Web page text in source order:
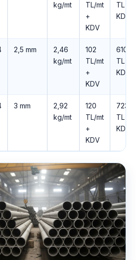
kg/mt
TL/mt
+
KDV
TL +
KDV
2,5 mm
2,46
kg/mt
102
TL/mt
+
KDV
610
TL +
KDV
3 mm
2,92
kg/mt
120
TL/mt
+
KDV
723
TL +
KDV